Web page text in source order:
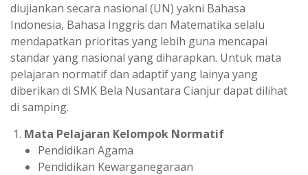
diujiankan secara nasional (UN) yakni Bahasa
Indonesia, Bahasa Inggris dan Matematika selalu
mendapatkan prioritas yang lebih guna mencapai
standar yang nasional yang diharapkan. Untuk mata
pelajaran normatif dan adaptif yang lainya yang
diberikan di SMK Bela Nusantara Cianjur dapat dilihat
di samping.
Mata Pelajaran Kelompok Normatif
Pendidikan Agama
Pendidikan Kewarganegaraan